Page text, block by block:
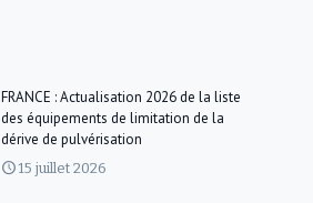
FRANCE : Actualisation 2026 de la liste
des équipements de limitation de la
dérive de pulvérisation
15 juillet 2026